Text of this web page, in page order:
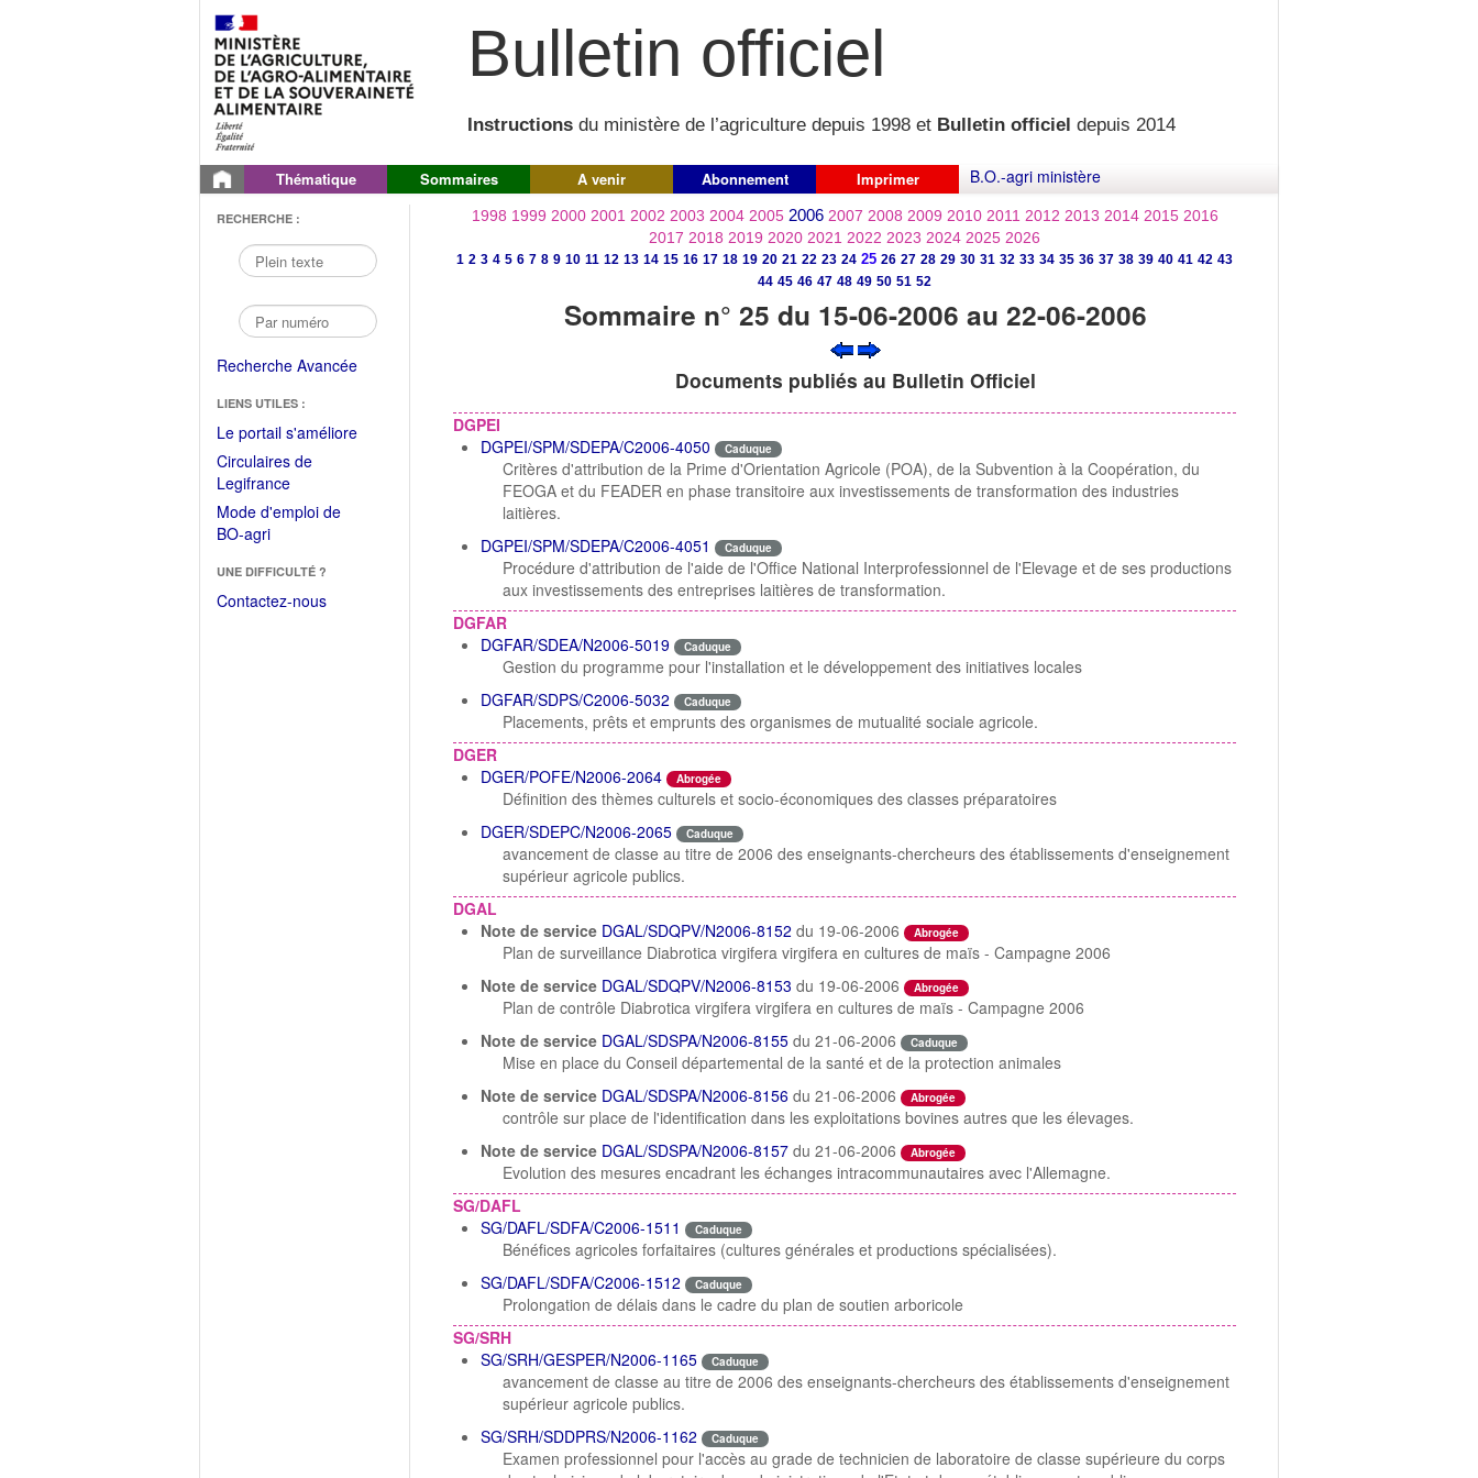
Bulletin officiel
Instructions du ministère de l’agriculture depuis 1998 et Bulletin officiel depuis 2014
Thématique Sommaires A venir Abonnement Imprimer B.O.-agri ministère
RECHERCHE :
Recherche Avancée
LIENS UTILES :
Le portail s'améliore(Fichier
Circulaires de
Legifrance(Ouvrir
dans
une
fenêtre)
Mode d'emploi de
BO-agri(Ouvrir
une
nouvelle
UNE DIFFICULTÉ ?
Contactez-nous
1998 1999 2000 2001 2002 2003 2004 2005 2006 2007 2008 2009 2010 2011 2012 2013 2014 2015 2016
2017 2018 2019 2020 2021 2022 2023 2024 2025 2026
1 2 3 4 5 6 7 8 9 10 11 12 13 14 15 16 17 18 19 20 21 22 23 24 25 26 27 28 29 30 31 32 33 34 35 36 37 38 39 40 41 42 43
44 45 46 47 48 49 50 51 52
Sommaire n° 25 du 15-06-2006 au 22-06-2006
Documents publiés au Bulletin Officiel
DGPEI
DGPEI/SPM/SDEPA/C2006-4050
Caduque
Critères d'attribution de la Prime d'Orientation Agricole (POA), de la Subvention à la Coopération, du
FEOGA et du FEADER en phase transitoire aux investissements de transformation des industries
laitières.
DGPEI/SPM/SDEPA/C2006-4051
Caduque
Procédure d'attribution de l'aide de l'Office National Interprofessionnel de l'Elevage et de ses productions
aux investissements des entreprises laitières de transformation.
DGFAR
DGFAR/SDEA/N2006-5019
Caduque
Gestion du programme pour l'installation et le développement des initiatives locales
DGFAR/SDPS/C2006-5032
Caduque
Placements, prêts et emprunts des organismes de mutualité sociale agricole.
DGER
DGER/POFE/N2006-2064
Abrogée
Définition des thèmes culturels et socio-économiques des classes préparatoires
DGER/SDEPC/N2006-2065
Caduque
avancement de classe au titre de 2006 des enseignants-chercheurs des établissements d'enseignement
supérieur agricole publics.
DGAL
Note de service DGAL/SDQPV/N2006-8152 du 19-06-2006 Abrogée
Plan de surveillance Diabrotica virgifera virgifera en cultures de maïs - Campagne 2006
Note de service DGAL/SDQPV/N2006-8153 du 19-06-2006 Abrogée
Plan de contrôle Diabrotica virgifera virgifera en cultures de maïs - Campagne 2006
Note de service DGAL/SDSPA/N2006-8155 du 21-06-2006 Caduque
Mise en place du Conseil départemental de la santé et de la protection animales
Note de service DGAL/SDSPA/N2006-8156 du 21-06-2006 Abrogée
contrôle sur place de l'identification dans les exploitations bovines autres que les élevages.
Note de service DGAL/SDSPA/N2006-8157 du 21-06-2006 Abrogée
Evolution des mesures encadrant les échanges intracommunautaires avec l'Allemagne.
SG/DAFL
SG/DAFL/SDFA/C2006-1511
Caduque
Bénéfices agricoles forfaitaires (cultures générales et productions spécialisées).
SG/DAFL/SDFA/C2006-1512
Caduque
Prolongation de délais dans le cadre du plan de soutien arboricole
SG/SRH
SG/SRH/GESPER/N2006-1165
Caduque
avancement de classe au titre de 2006 des enseignants-chercheurs des établissements d'enseignement
supérieur agricole publics.
SG/SRH/SDDPRS/N2006-1162
Caduque
Examen professionnel pour l'accès au grade de technicien de laboratoire de classe supérieure du corps